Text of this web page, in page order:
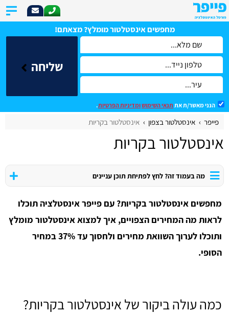
מחפשים אינסטלטור מומלץ? מצאתם!
שליחה
הנני מאשר/ת את תנאי השימושומדיניות הפרטיות.
פייפר אינסטלטור בצפון אינסטלטור בקריות
אינסטלטור בקריות
מה בעמוד זה? לחץ לפתיחת תוכן עניינים
מחפשים אינסטלטור בקריות? עם פייפר אינסטלציה תוכלו
לראות מה המחירים הצפויים, איך למצוא אינסטלטור מומלץ
ותוכלו לערוך השוואת מחירים ולחסוך עד 37% במחיר
הסופי.
כמה עולה ביקור של אינסטלטור בקריות?